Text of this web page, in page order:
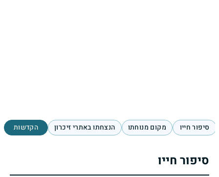
סיפור חייו מקום מנוחתו הנצחתו באתרי זיכרון הקדשות
סיפור חייו